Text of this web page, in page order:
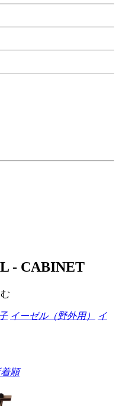
- CABINET
イーゼル（野外用）
イ
順